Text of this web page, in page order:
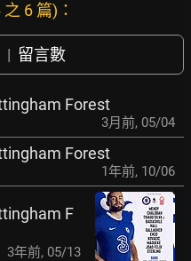
6 篇)：
| 留言數
Forest
3月前, 05/04
Forest
1年前, 10/06
F
3年前, 05/13